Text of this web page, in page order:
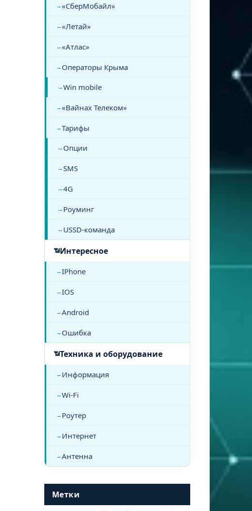
«СберМобайл»
«Летай»
«Атлас»
Операторы Крыма
Win mobile
«Вайнах Телеком»
Тарифы
Опции
SMS
4G
Роуминг
USSD-команда
Интересное
IPhone
IOS
Android
Ошибка
Техника и оборудование
Информация
Wi-Fi
Роутер
Интернет
Антенна
Метки